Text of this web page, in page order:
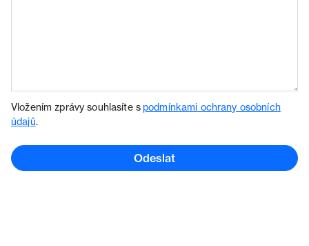
Vložením zprávy souhlasíte spodmínkami ochrany osobních
údajů.
Odeslat